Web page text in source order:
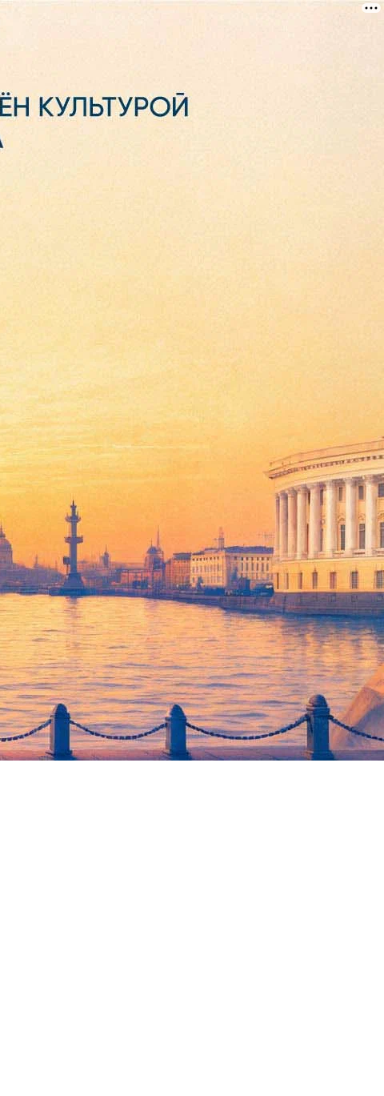
протестующим
корреспондент «Фонтанки», в ближайшее время
«Сирано де Бержерак».